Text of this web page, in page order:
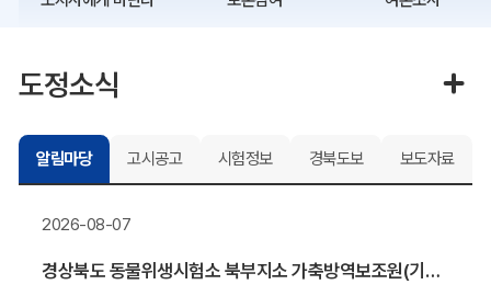
도정소식
알림마당 고시공고 시험정보 경북도보 보도자료
2026-08-07
경상북도 동물위생시험소 북부지소 가축방역보조원(기간제 근로자) 채용 알림